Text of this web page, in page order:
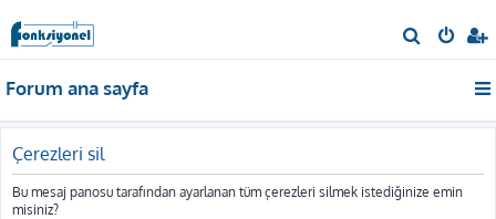
r
Forum ana sayfa
Çerezleri sil
Bu mesaj panosu tarafından ayarlanan tüm çerezleri silmek istediğinize emin
misiniz?